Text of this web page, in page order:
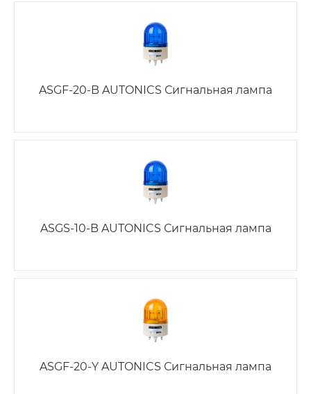
ASGF-20-B AUTONICS Сигнальная лампа
ASGS-10-B AUTONICS Сигнальная лампа
ASGF-20-Y AUTONICS Сигнальная лампа